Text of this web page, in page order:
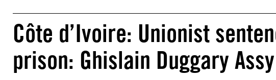
Côte d’Ivoire: Unionist
prison: Ghislain Duggary Assy